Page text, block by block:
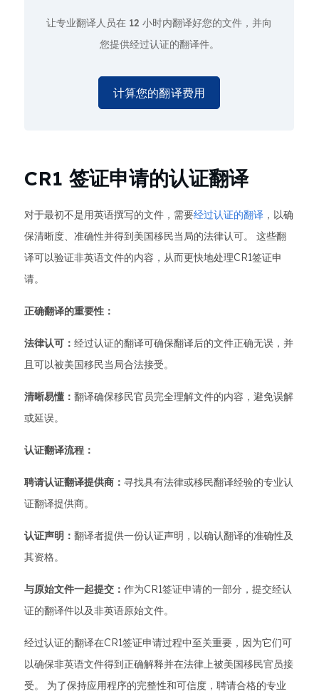
让专业翻译人员在 12 小时内翻译好您的文件，并向
您提供经过认证的翻译件。
计算您的翻译费用
CR1 签证申请的认证翻译
对于最初不是用英语撰写的文件，需要经过认证的翻译 ，以确
保清晰度、准确性并得到美国移民当局的法律认可。 这些翻
译可以验证非英语文件的内容，从而更快地处理CR1签证申
请。
正确翻译的重要性：
法律认可： 经过认证的翻译可确保翻译后的文件正确无误，并
且可以被美国移民当局合法接受。
清晰易懂： 翻译确保移民官员完全理解文件的内容，避免误解
或延误。
认证翻译流程：
聘请认证翻译提供商： 寻找具有法律或移民翻译经验的专业认
证翻译提供商。
认证声明： 翻译者提供一份认证声明，以确认翻译的准确性及
其资格。
与原始文件一起提交： 作为CR1签证申请的一部分，提交经认
证的翻译件以及非英语原始文件。
经过认证的翻译在CR1签证申请过程中至关重要，因为它们可
以确保非英语文件得到正确解释并在法律上被美国移民官员接
受。 为了保持应用程序的完整性和可信度，聘请合格的专业